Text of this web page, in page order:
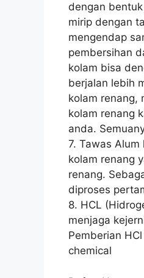
dengan
mirip dengan
mengendap
pembersihan
kolam bisa
berjalan lebih
kolam renang,
kolam renang
anda.
7. Tawas
kolam renang
renang.
diproses
8. HCL
menjaga
Pemberian
chemical